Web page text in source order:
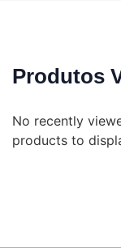
Produtos
No recently
products to